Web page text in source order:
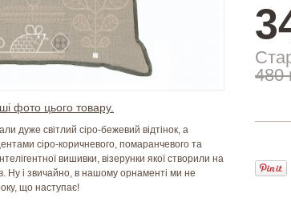
480
фото цього товару.
дуже світлий сіро-бежевий відтінок, а
сіро-коричневого, помаранчевого та
вишивки, візерунки якої створили на
Ну і звичайно, в нашому орнаменті ми не
що наступає!